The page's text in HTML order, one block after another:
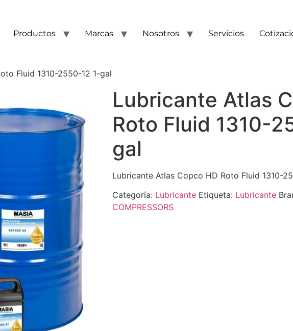
Productos Marcas Nosotros Servicios
Fluid 1310-2550-12 1-gal
Lubricante Atlas
Roto Fluid 1310-
gal
Lubricante Atlas Copco HD Roto Fluid 1310-
Categoría: Lubricante Etiqueta: Lubricante
COMPRESSORS